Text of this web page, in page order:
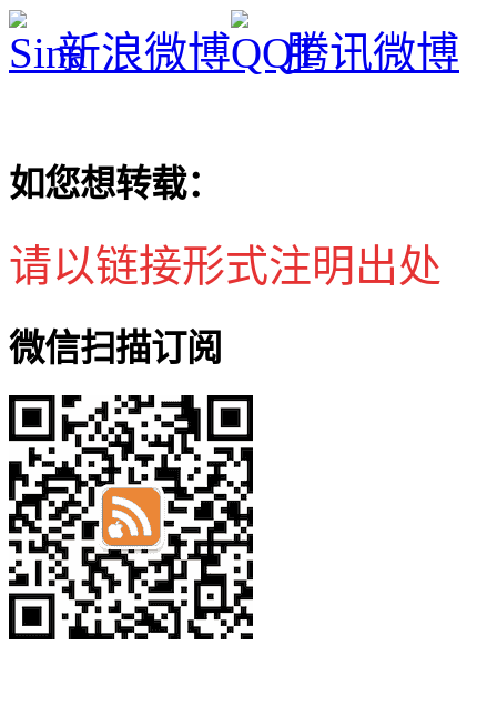
新浪微博 腾讯微博
如您想转载：
请以链接形式注明出处
微信扫描订阅